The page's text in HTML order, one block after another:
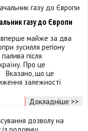
газу до Європи
вперше майже за два
зусилля регіону
після
Про це
Вказано, що це
залежності
Докладніше >>